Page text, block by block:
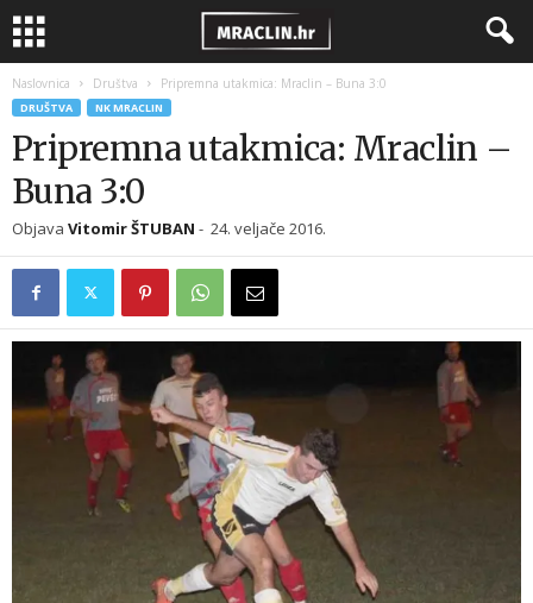
Naslovnica Društva Pripremna utakmica: Mraclin – Buna 3:0
DRUŠTVA NK MRACLIN
Pripremna utakmica: Mraclin –
Buna 3:0
Objava Vitomir ŠTUBAN - 24. veljače 2016.